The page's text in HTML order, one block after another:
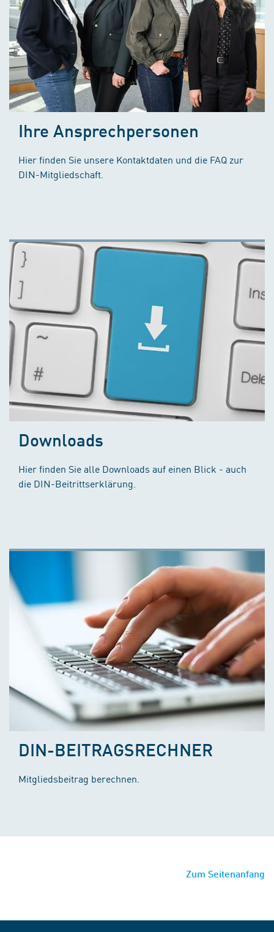
Ihre Ansprechpersonen
Hier finden Sie unsere Kontaktdaten und die FAQ zur
DIN-Mitgliedschaft.
Downloads
Hier finden Sie alle Downloads auf einen Blick - auch
die DIN-Beitrittserklärung.
DIN-BEITRAGSRECHNER
Mitgliedsbeitrag berechnen.
Zum Seitenanfang